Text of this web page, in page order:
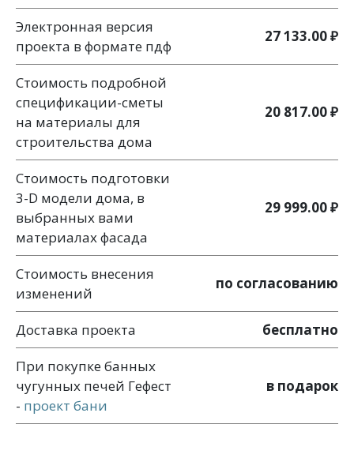
Электронная версия
проекта в формате пдф
27 133.00 ₽
Стоимость подробной
спецификации-сметы
на материалы для
строительства дома
20 817.00 ₽
Стоимость подготовки
3-D модели дома, в
выбранных вами
материалах фасада
29 999.00 ₽
Стоимость внесения
изменений
по согласованию
Доставка проекта
бесплатно
При покупке банных
чугунных печей Гефест
- проект бани
в подарок